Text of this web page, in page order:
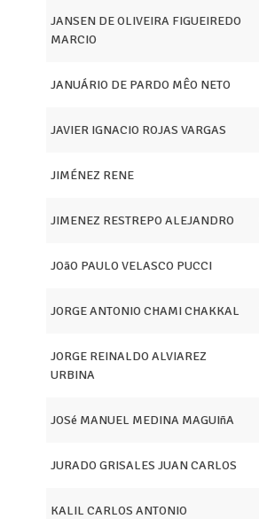
JANSEN DE OLIVEIRA FIGUEIREDO
MARCIO
JANUÁRIO DE PARDO MÊO NETO
JAVIER IGNACIO ROJAS VARGAS
JIMÉNEZ RENE
JIMENEZ RESTREPO ALEJANDRO
JOãO PAULO VELASCO PUCCI
JORGE ANTONIO CHAMI CHAKKAL
JORGE REINALDO ALVIAREZ
URBINA
JOSé MANUEL MEDINA MAGUIñA
JURADO GRISALES JUAN CARLOS
KALIL CARLOS ANTONIO